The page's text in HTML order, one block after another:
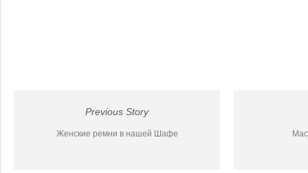
Previous Story
Женские ремни в нашей Шафе